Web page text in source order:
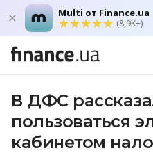
Multi от Finance.ua
(8,9K+)
В ДФС
пользоваться
кабинетом